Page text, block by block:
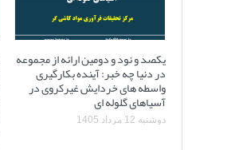
یکصد و نود و دومین ارائه از مجموعه
در دنیا چه خبر: آینده بکارگیری
واسطه های خردایش غیرکروی در
آسیاهای گلوله ای
دوشنبه 12 مرداد 1405